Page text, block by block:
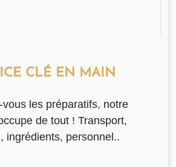
CLÉ EN MAIN
vous les préparatifs, notre
de tout ! Transport,
ingrédients, personnel..